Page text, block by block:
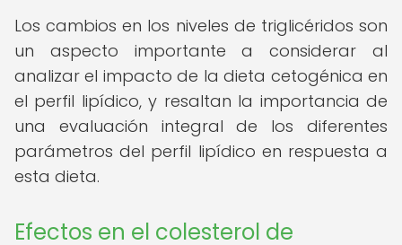
Los cambios en los niveles de triglicéridos son
un aspecto importante a considerar al
analizar el impacto de la dieta cetogénica en
el perfil lipídico, y resaltan la importancia de
una evaluación integral de los diferentes
parámetros del perfil lipídico en respuesta a
esta dieta.
Efectos en el colesterol de